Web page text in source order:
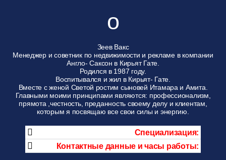
о
Зеев Вакс
Менеджер и советник по недвижимости и рекламе в компании
Англо- Саксон в Кирьят Гате.
Родился в 1987 году.
Воспитывался и жил в Кирьят- Гате.
Вместе с женой Светой ростим сыновей Итамара и Амита.
Главными моими принципами являются: профессионализм,
прямота ,честность, преданность своему делу и клиентам,
которым я посвящаю все свои силы и энергию.
:Специализация
:Контактные данные и часы работы